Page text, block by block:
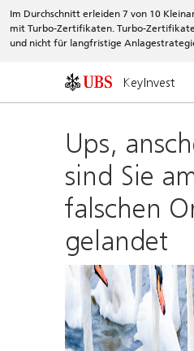
Im Durchschnitt erleiden 7 von 10
mit Turbo-Zertifikaten. Turbo-
und nicht für langfristige
KeyInvest
Ups,
sind Sie
falschen
gelandet